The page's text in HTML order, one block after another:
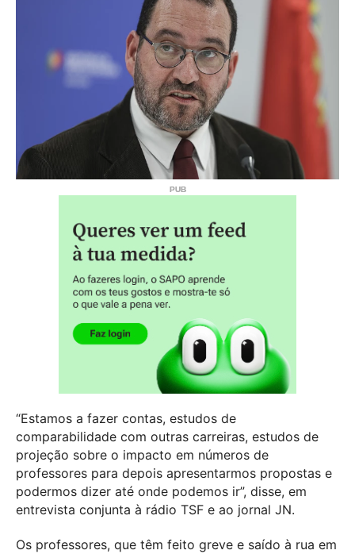
“Estamos a fazer contas, estudos de
comparabilidade com outras carreiras, estudos de
projeção sobre o impacto em números de
professores para depois apresentarmos propostas e
podermos dizer até onde podemos ir”, disse, em
entrevista conjunta à rádio TSF e ao jornal JN.
Os professores, que têm feito greve e saído à rua em